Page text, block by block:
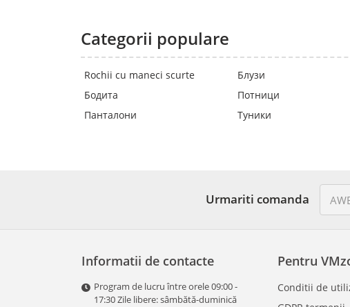
Categorii populare
Rochii cu maneci scurte Блузи
Бодита
Потници
Панталони
Туники
Urmariti comanda
Informatii de contacte
Program de lucru între orele 09:00 -
17:30 Zile libere: sâmbătă-duminică
Pentru
Conditii de